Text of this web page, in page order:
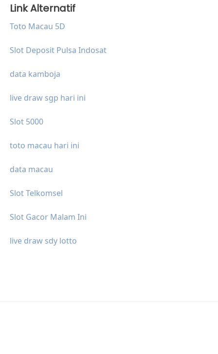
Link Alternatif
Toto Macau 5D
Slot Deposit Pulsa Indosat
data kamboja
live draw sgp hari ini
Slot 5000
toto macau hari ini
data macau
Slot Telkomsel
Slot Gacor Malam Ini
live draw sdy lotto